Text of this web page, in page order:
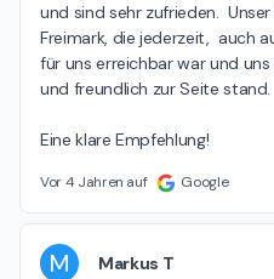
und sind sehr zufrieden.
Freimark, die jederzeit,  auch
für uns erreichbar war und
und freundlich zur Seite stand.
Eine klare Empfehlung!
Vor 4 Jahren auf Google
M Markus T